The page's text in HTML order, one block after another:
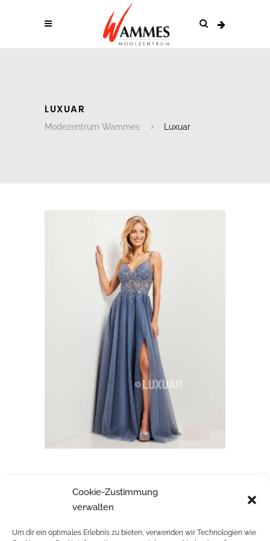
Cookie-Zustimmung
verwalten
Um dir ein optimales Erlebnis zu bieten, verwenden wir Technologien wie
LUXUAR
Modezentrum Wammes Luxuar
LUXUAR